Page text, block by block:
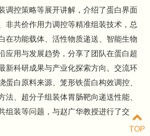
调控策略等展开讲解，介绍了蛋白界面
非共价作用力调控等精准组装技术，总
在功能载体、活性物质递送、智能生物
应用与发展趋势，分享了团队在蛋白超
新科研成果与产业化探索方向。交流环
蛋白原料来源、笼形铁蛋白构效调控、
法、超分子组装体胃肠靶向递送性能、
组装等问题，与赵广华教授进行了交
TOP